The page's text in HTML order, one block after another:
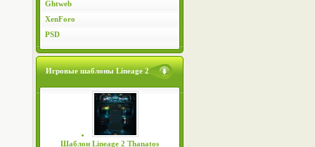
Ghtweb
XenForo
PSD
Игровые шаблоны Lineage 2
Шаблон Lineage 2 Thanatos